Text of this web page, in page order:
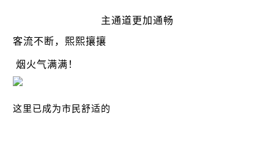
主通道更加通畅
客流不断，熙熙攘攘
烟火气满满！
这里已成为市民舒适的